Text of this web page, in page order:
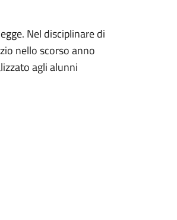
Nel disciplinare di
nello scorso anno
agli alunni